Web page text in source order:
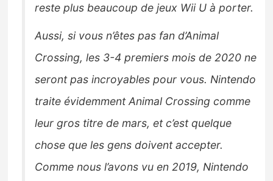
reste plus beaucoup de jeux Wii U à porter.
Aussi, si vous n’êtes pas fan d’Animal
Crossing, les 3-4 premiers mois de 2020 ne
seront pas incroyables pour vous. Nintendo
traite évidemment Animal Crossing comme
leur gros titre de mars, et c’est quelque
chose que les gens doivent accepter.
Comme nous l’avons vu en 2019, Nintendo